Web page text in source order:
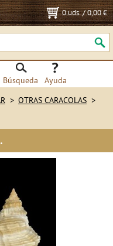
0 uds./0,00 €
Búsqueda Ayuda
> OTRAS CARACOLAS >